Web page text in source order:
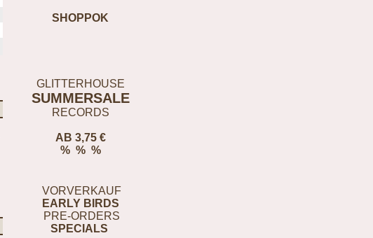
SHOPPOK
GLITTERHOUSE
SUMMERSALE
RECORDS
AB 3,75 €
% % %
VORVERKAUF
EARLY BIRDS
PRE-ORDERS
SPECIALS